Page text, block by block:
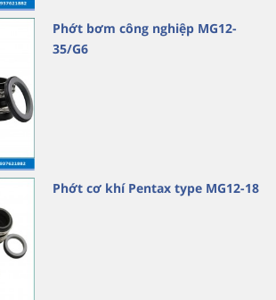
Phớt bơm công nghiệp MG12-
35/G6
Phớt cơ khí Pentax type MG12-18